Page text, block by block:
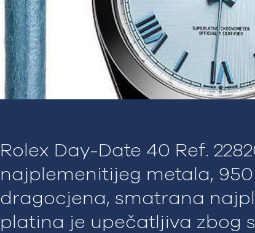
Rolex Day-Date 40 Ref.
najplemenitijeg metala,
dragocjena, smatrana
platina je upečatljiva zbog